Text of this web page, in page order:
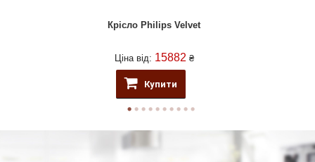
Крісло Philips Velvet
Ціна від: 15882 ₴
Купити